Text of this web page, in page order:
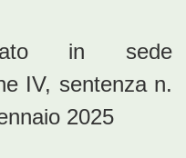
in sede
IV, sentenza n.
2025